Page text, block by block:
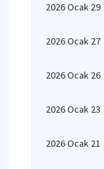
2026 Ocak 29
2026 Ocak 27
2026 Ocak 26
2026 Ocak 23
2026 Ocak 21